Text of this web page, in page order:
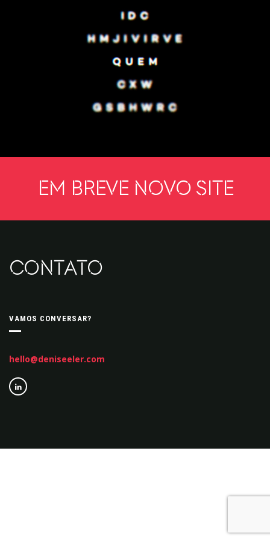
Em breve novo site
CONTATO
VAMOS CONVERSAR?
hello@deniseeler.com